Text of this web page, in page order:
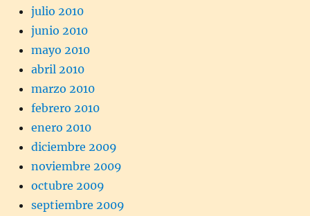
julio 2010
junio 2010
mayo 2010
abril 2010
marzo 2010
febrero 2010
enero 2010
diciembre 2009
noviembre 2009
octubre 2009
septiembre 2009